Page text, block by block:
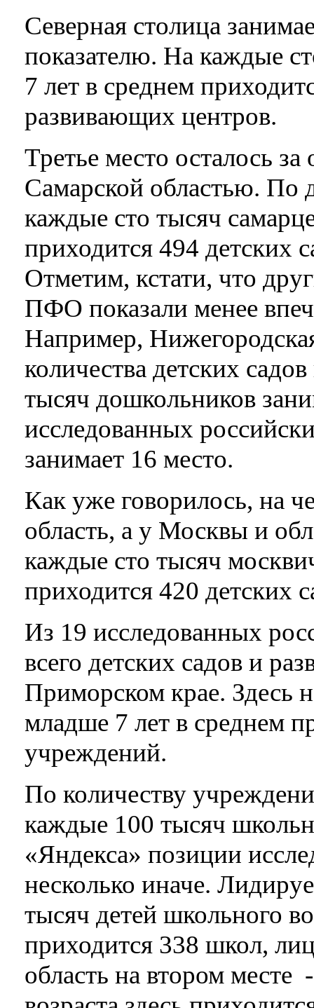
Северная столица
показателю. На каждые
7 лет в среднем
развивающих центров.
Третье место осталось
Самарской областью. По
каждые сто тысяч
приходится 494 детских
Отметим, кстати, что
ПФО показали менее
Например,
количества детских
тысяч дошкольников
исследованных
занимает 16 место.
Как уже говорилось, на
область, а у Москвы и
каждые сто тысяч
приходится 420 детских
Из 19 исследованных
всего детских садов и
Приморском крае. Здесь
младше 7 лет в среднем
учреждений.
По количеству
каждые 100 тысяч
«Яндекса» позиции
несколько иначе.
тысяч детей школьного
приходится 338 школ,
область на втором месте